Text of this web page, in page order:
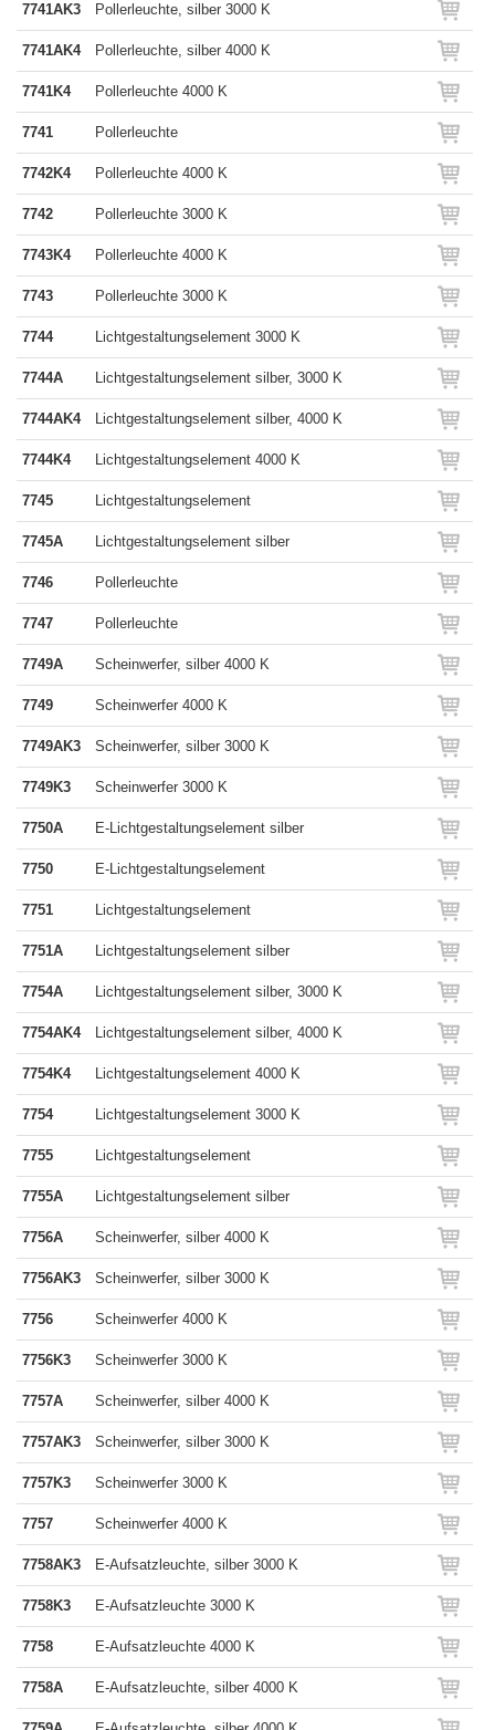
7741AK3 Pollerleuchte, silber 3000 K
7741AK4 Pollerleuchte, silber 4000 K
7741K4 Pollerleuchte 4000 K
7741 Pollerleuchte
7742K4 Pollerleuchte 4000 K
7742 Pollerleuchte 3000 K
7743K4 Pollerleuchte 4000 K
7743 Pollerleuchte 3000 K
7744 Lichtgestaltungselement 3000 K
7744A Lichtgestaltungselement silber, 3000 K
7744AK4 Lichtgestaltungselement silber, 4000 K
7744K4 Lichtgestaltungselement 4000 K
7745 Lichtgestaltungselement
7745A Lichtgestaltungselement silber
7746 Pollerleuchte
7747 Pollerleuchte
7749A Scheinwerfer, silber 4000 K
7749 Scheinwerfer 4000 K
7749AK3 Scheinwerfer, silber 3000 K
7749K3 Scheinwerfer 3000 K
7750A E-Lichtgestaltungselement silber
7750 E-Lichtgestaltungselement
7751 Lichtgestaltungselement
7751A Lichtgestaltungselement silber
7754A Lichtgestaltungselement silber, 3000 K
7754AK4 Lichtgestaltungselement silber, 4000 K
7754K4 Lichtgestaltungselement 4000 K
7754 Lichtgestaltungselement 3000 K
7755 Lichtgestaltungselement
7755A Lichtgestaltungselement silber
7756A Scheinwerfer, silber 4000 K
7756AK3 Scheinwerfer, silber 3000 K
7756 Scheinwerfer 4000 K
7756K3 Scheinwerfer 3000 K
7757A Scheinwerfer, silber 4000 K
7757AK3 Scheinwerfer, silber 3000 K
7757K3 Scheinwerfer 3000 K
7757 Scheinwerfer 4000 K
7758AK3 E-Aufsatzleuchte, silber 3000 K
7758K3 E-Aufsatzleuchte 3000 K
7758 E-Aufsatzleuchte 4000 K
7758A E-Aufsatzleuchte, silber 4000 K